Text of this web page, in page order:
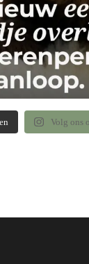
Volg ons